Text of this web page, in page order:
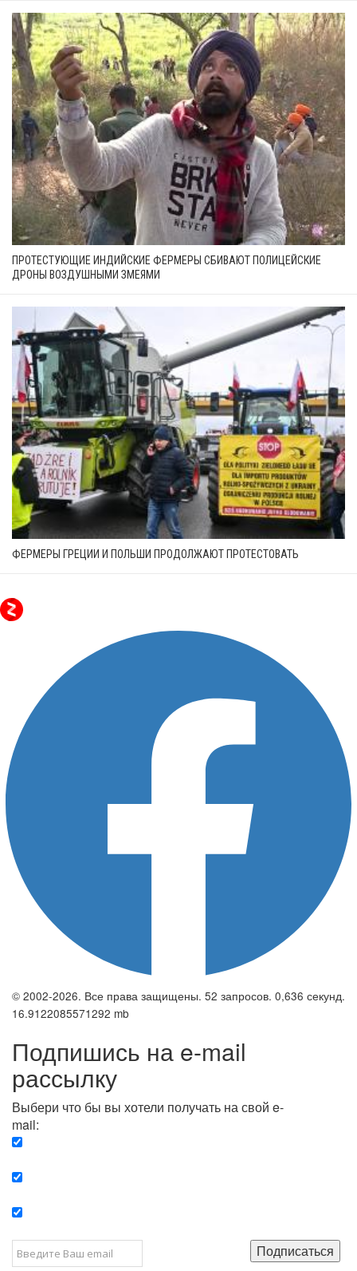
ПРОТЕСТУЮЩИЕ ИНДИЙСКИЕ ФЕРМЕРЫ СБИВАЮТ ПОЛИЦЕЙСКИЕ
ДРОНЫ ВОЗДУШНЫМИ ЗМЕЯМИ
ФЕРМЕРЫ ГРЕЦИИ И ПОЛЬШИ ПРОДОЛЖАЮТ ПРОТЕСТОВАТЬ
© 2002-2026. Все права защищены. 52 запросов. 0,636 секунд.
16.9122085571292 mb
Подпишись на e-mail
рассылку
Выбери что бы вы хотели получать на свой e-
mail:
Подписаться